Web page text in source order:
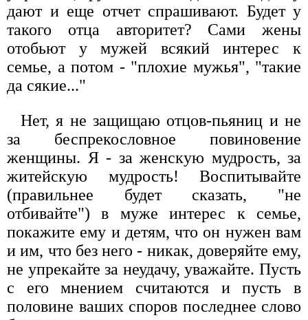
дают и еще отчет спрашивают. Будет у
такого отца авторитет? Сами жены
отобьют у мужей всякий интерес к
семье, а потом - "плохие мужья", "такие
да сякие..."
Нет, я не защищаю отцов-пьяниц и не
за беспрекословное повиновение
женщины. Я - за женскую мудрость, за
житейскую мудрость! Воспитывайте
(правильнее будет сказать, "не
отбивайте") в муже интерес к семье,
покажите ему и детям, что он нужен вам
и им, что без него - никак, доверяйте ему,
не упрекайте за неудачу, уважайте. Пусть
с его мнением считаются и пусть в
половине ваших споров последнее слово